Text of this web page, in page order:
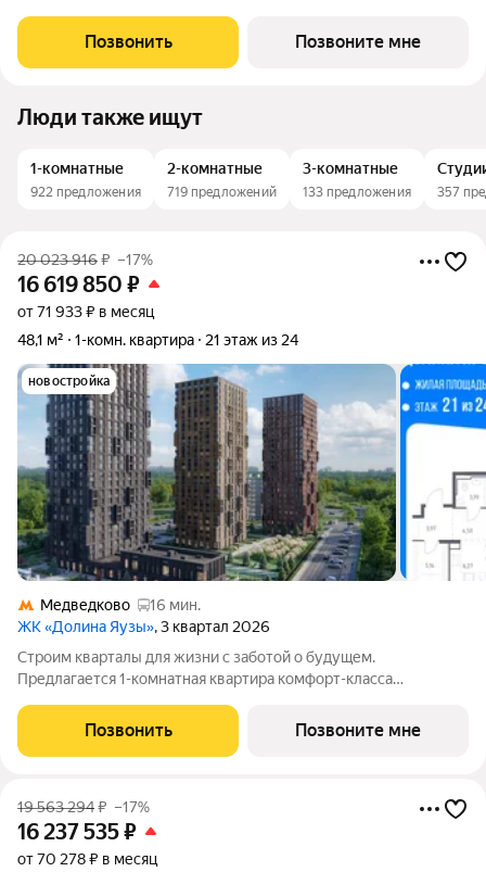
в жилом комплексе "Долина Яузы".Квартиры комплекса на
выбор: могут быть как с отделкой, так
Позвонить Позвоните мне
Люди также ищут
1-комнатные
922 предложения
2-комнатные
719 предложений
3-комнатные
133 предложения 357
20 023 916₽ –17%
16 619 850 ₽
от 71 933 ₽ в месяц
48,1 м²
1-комн. квартира 21 этаж из 24
новостройка
Медведково
16 мин.
ЖК «Долина Яузы», 3 квартал 2026
Строим кварталы для жизни с заботой о будущем.
Предлагается 1-комнатная квартира комфорт-класса
в жилом комплексе "Долина Яузы".Квартиры комплекса на
выбор: могут быть как с отделкой, так
Позвонить Позвоните мне
19 563 294₽ –17%
16 237 535₽
от 70 278 ₽ в месяц